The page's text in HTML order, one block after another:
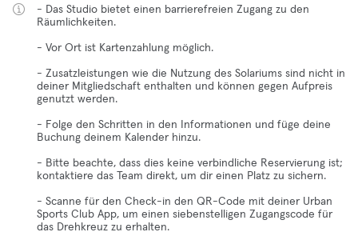
- Das Studio bietet einen barrierefreien Zugang zu den
Räumlichkeiten.
- Vor Ort ist Kartenzahlung möglich.
- Zusatzleistungen wie die Nutzung des Solariums sind nicht in
deiner Mitgliedschaft enthalten und können gegen Aufpreis
genutzt werden.
- Folge den Schritten in den Informationen und füge deine
Buchung deinem Kalender hinzu.
- Bitte beachte, dass dies keine verbindliche Reservierung ist;
kontaktiere das Team direkt, um dir einen Platz zu sichern.
- Scanne für den Check-in den QR-Code mit deiner Urban
Sports Club App, um einen siebenstelligen Zugangscode für
das Drehkreuz zu erhalten.